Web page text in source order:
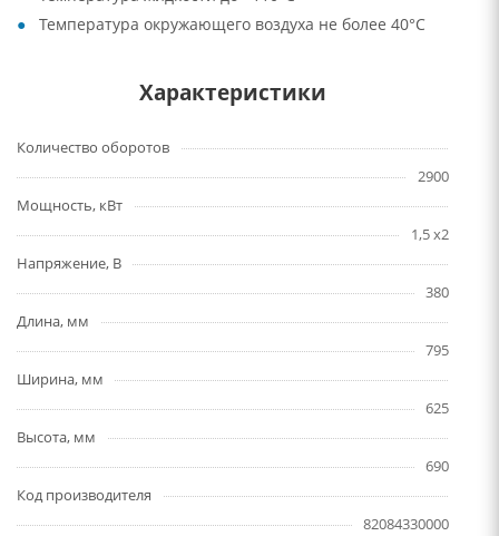
Температура окружающего воздуха не более 40°C
Характеристики
Количество оборотов
2900
Мощность, кВт
1,5 x2
Напряжение, В
380
Длина, мм
795
Ширина, мм
625
Высота, мм
690
Код производителя
82084330000